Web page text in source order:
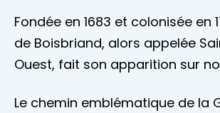
Fondée en 1683 et colonisée en
de Boisbriand, alors appelée
Ouest, fait son apparition sur
Le chemin emblématique de la